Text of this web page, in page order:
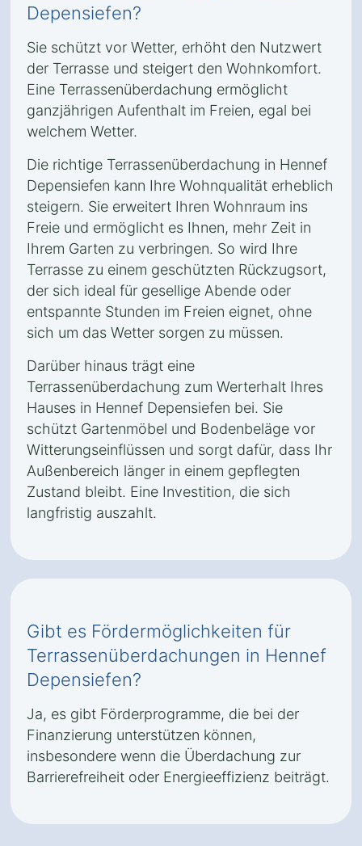
Depensiefen?
Sie schützt vor Wetter, erhöht den Nutzwert
der Terrasse und steigert den Wohnkomfort.
Eine Terrassenüberdachung ermöglicht
ganzjährigen Aufenthalt im Freien, egal bei
welchem Wetter.
Die richtige Terrassenüberdachung in Hennef
Depensiefen kann Ihre Wohnqualität erheblich
steigern. Sie erweitert Ihren Wohnraum ins
Freie und ermöglicht es Ihnen, mehr Zeit in
Ihrem Garten zu verbringen. So wird Ihre
Terrasse zu einem geschützten Rückzugsort,
der sich ideal für gesellige Abende oder
entspannte Stunden im Freien eignet, ohne
sich um das Wetter sorgen zu müssen.
Darüber hinaus trägt eine
Terrassenüberdachung zum Werterhalt Ihres
Hauses in Hennef Depensiefen bei. Sie
schützt Gartenmöbel und Bodenbeläge vor
Witterungseinflüssen und sorgt dafür, dass Ihr
Außenbereich länger in einem gepflegten
Zustand bleibt. Eine Investition, die sich
langfristig auszahlt.
Gibt es Fördermöglichkeiten für
Terrassenüberdachungen in Hennef
Depensiefen?
Ja, es gibt Förderprogramme, die bei der
Finanzierung unterstützen können,
insbesondere wenn die Überdachung zur
Barrierefreiheit oder Energieeffizienz beiträgt.